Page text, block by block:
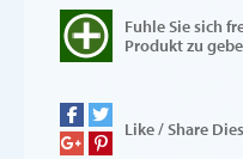
Fuhle Sie sich
Produkt zu
Like / Share